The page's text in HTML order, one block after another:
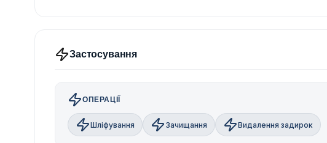
Застосування
ОПЕРАЦІЇ
Шліфування Зачищання Видалення задирок